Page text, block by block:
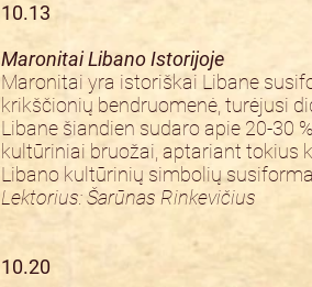
10.13
Maronitai Libano Istorijoje
Maronitai yra istoriškai Libane
krikščionių bendruomenė, turėjusi
Libane šiandien sudaro apie 20-30
kultūriniai bruožai, aptariant tokius
Libano kultūrinių simbolių
Lektorius: Šarūnas Rinkevičius
10.20